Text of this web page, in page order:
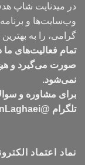
در میدنایت شاپ
وب‌سایت‌ها و
گرامی، را به
تمام فعالیت‌های
صورت می‌گیرد و
نمی‌شود.
برای مشاوره و
تلگرام @ArmanLaghaei در ارتباط باشید.
نماد اعتماد